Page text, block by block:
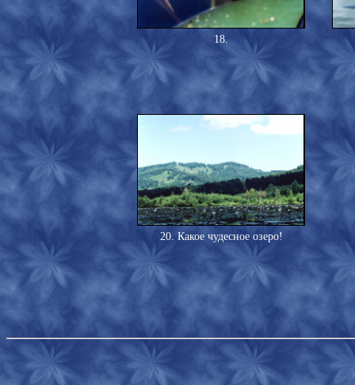
18.
20. Какое чудесное озеро!